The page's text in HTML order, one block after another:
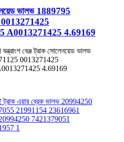
ভালভ 1889795
A0013271425 4.69169
বেঞ্জ ট্রাক সোলেনয়েড ভালভ
0013271425
4.69169